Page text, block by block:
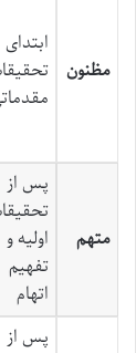
مظنون
ابتدای
متهم
پس از
اولیه و
تفهیم
اتهام
پس از